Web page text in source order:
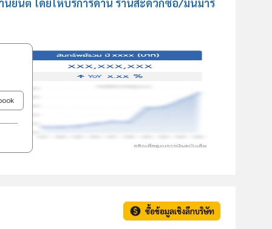
ซื้อข้อมูลเชิงลึกบริษัท